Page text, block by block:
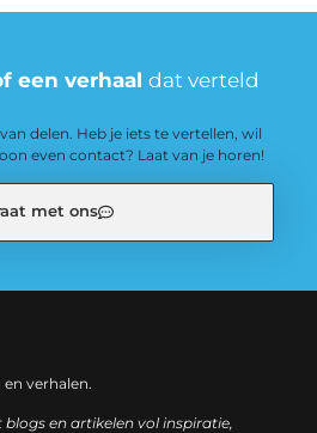
een verhaal dat verteld
delen. Heb je iets te vertellen, wil
even contact? Laat van je horen!
met ons
verhalen.
en artikelen vol inspiratie,